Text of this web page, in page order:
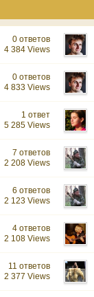
0 ответов
4 384 Views
0 ответов
4 833 Views
1 ответ
5 285 Views
7 ответов
2 208 Views
6 ответов
2 123 Views
4 ответов
2 108 Views
11 ответов
2 377 Views